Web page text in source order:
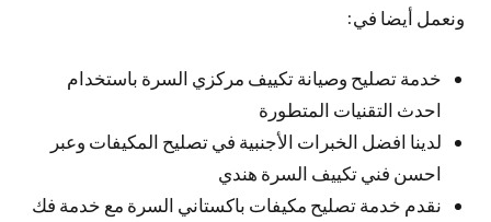
ونعمل أيضا في:
خدمة تصليح وصيانة تكييف مركزي السرة باستخدام
احدث التقنيات المتطورة
لدينا افضل الخبرات الأجنبية في تصليح المكيفات وعبر
احسن فني تكييف السرة هندي
نقدم خدمة تصليح مكيفات باكستاني السرة مع خدمة فك